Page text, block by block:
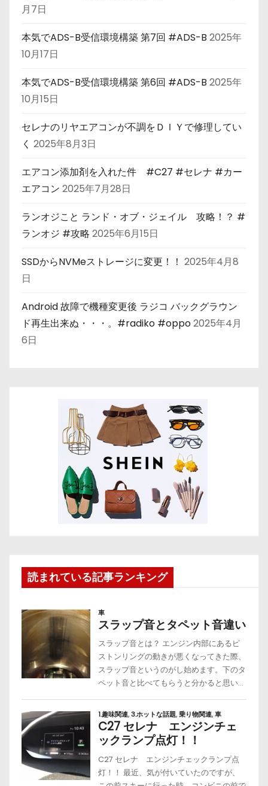
月7日
本気でADS-B受信環境構築 第7回 #ADS-B 2025年
10月17日
本気でADS-B受信環境構築 第6回 #ADS-B 2025年
10月15日
セレナのリヤエアコンが不調をＤＩＹで修理してい
く 2025年8月3日
エアコン添加剤を入れた件 #C27 #セレナ #カー
エアコン 2025年7月28日
ランオジこと ランド・オブ・ジェイル 攻略！？ #
ランオジ #攻略 2025年6月15日
SSDからNVMeストレージに変更！！ 2025年4月8
日
Android 故障で機種変更後 ラジコ バックグラウン
ド再生出来ぬ・・・。#radiko #oppo2025年4月
6日
読まれている記事ランキング